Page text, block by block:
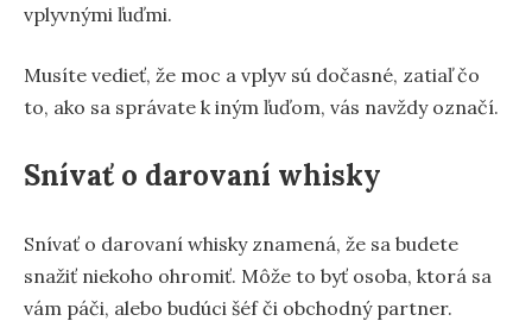
vplyvnými ľuďmi.
Musíte vedieť, že moc a vplyv sú dočasné, zatiaľ čo
to, ako sa správate k iným ľuďom, vás navždy označí.
Snívať o darovaní whisky
Snívať o darovaní whisky znamená, že sa budete
snažiť niekoho ohromiť. Môže to byť osoba, ktorá sa
vám páči, alebo budúci šéf či obchodný partner.